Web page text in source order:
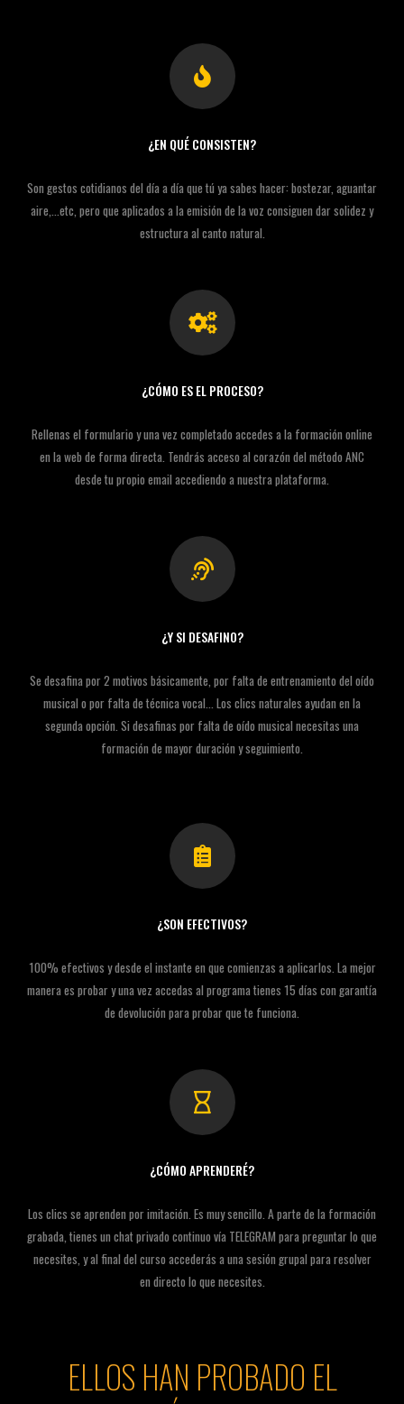
¿EN QUÉ CONSISTEN?
Son gestos cotidianos del día a día que tú ya sabes hacer: bostezar, aguantar
aire,...etc, pero que aplicados a la emisión de la voz consiguen dar solidez y
estructura al canto natural.
¿CÓMO ES EL PROCESO?
Rellenas el formulario y una vez completado accedes a la formación online
en la web de forma directa. Tendrás acceso al corazón del método ANC
desde tu propio email accediendo a nuestra plataforma.
¿Y SI DESAFINO?
Se desafina por 2 motivos básicamente, por falta de entrenamiento del oído
musical o por falta de técnica vocal... Los clics naturales ayudan en la
segunda opción. Si desafinas por falta de oído musical necesitas una
formación de mayor duración y seguimiento.
¿SON EFECTIVOS?
100% efectivos y desde el instante en que comienzas a aplicarlos. La mejor
manera es probar y una vez accedas al programa tienes 15 días con garantía
de devolución para probar que te funciona.
¿CÓMO APRENDERÉ?
Los clics se aprenden por imitación. Es muy sencillo. A parte de la formación
grabada, tienes un chat privado continuo vía TELEGRAM para preguntar lo que
necesites, y al final del curso accederás a una sesión grupal para resolver
en directo lo que necesites.
ELLOS HAN PROBADO EL